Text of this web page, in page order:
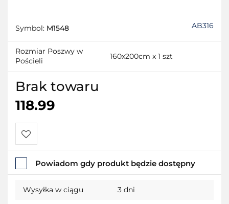
Symbol: M1548 AB316
Rozmiar Poszwy w
Pościeli
160x200cm x 1 szt
Brak towaru
118.99
Do
przechowalni
Powiadom gdy produkt będzie dostępny
Wysyłka w ciągu 3 dni